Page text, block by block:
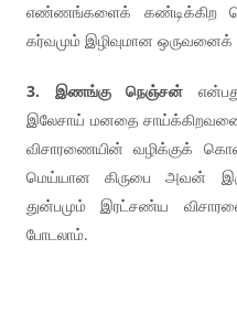
எண்ணங்களைக் கண்டிக்கிற
கர்வமும் இழிவுமான ஒருவனைக்
3. இணங்கு நெஞ்சன்
இலேசாய் மனதை
விசாரணையின் வழிக்குக்
மெய்யான கிருபை அவன்
துன்பமும் இரட்சண்ய
போடலாம்.